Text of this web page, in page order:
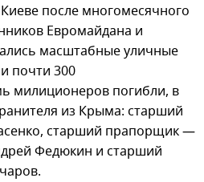
после многомесячного
Евромайдана и
масштабные уличные
почти 300
милиционеров погибли, в
из Крыма: старший
старший прапорщик —
Федюкин и старший